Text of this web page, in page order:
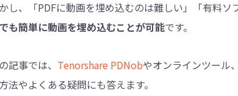
し、「PDFに動画を埋め込むのは難しい」「有料ソ
も簡単に動画を埋め込むことが可能です。
記事では、 Tenorshare PDNobやオンラインツール
法やよくある疑問にも答えます。